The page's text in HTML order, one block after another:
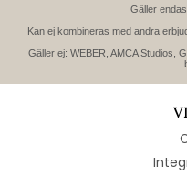
Gäller
Kan ej kombineras med andra
Gäller ej: WEBER, AMCA Studios,